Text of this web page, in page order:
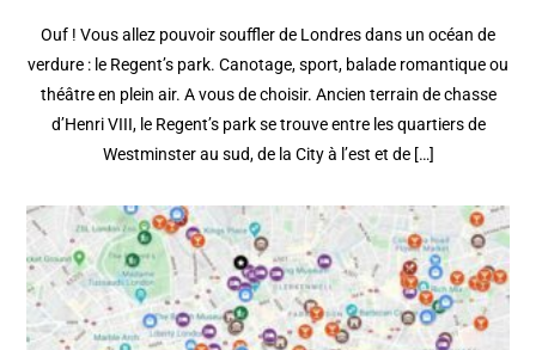
Ouf ! Vous allez pouvoir souffler de Londres dans un océan de
verdure : le Regent’s park. Canotage, sport, balade romantique ou
théâtre en plein air. A vous de choisir. Ancien terrain de chasse
d’Henri VIII, le Regent’s park se trouve entre les quartiers de
Westminster au sud, de la City à l’est et de […]